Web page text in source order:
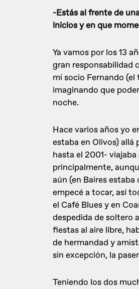
-Estás al frente de
inicios y en que
Ya vamos por los 13
gran responsabilidad
mi socio Fernando
imaginando que
noche.
Hace varios años yo
estaba en Olivos)
hasta el 2001-
principalmente,
aún (en Baires
empecé a tocar, así
el Café Blues y en
despedida de soltero
fiestas al aire libre,
de hermandad y
sin excepción, la
Teniendo los dos